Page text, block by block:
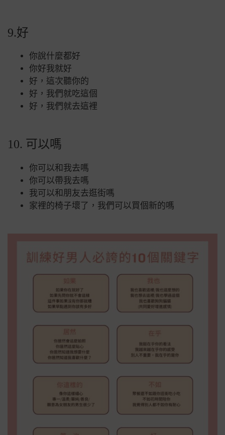
9.好
你說什麼都好
你好我就好
好，這次聽你的
好，我們就吃這個
好，我們就去這裡
10. 可以嗎
你可以和我去嗎
你可以帶我去嗎
我可以和朋友去逛街嗎
家裡的椅子壞了，我們可以買個新的嗎